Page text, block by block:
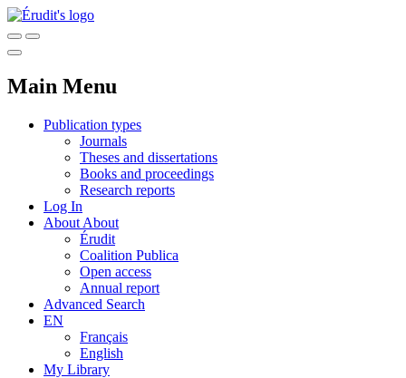
Main Menu
Publication types
Journals
Theses and dissertations
Books and proceedings
Research reports
Log In
About About
Érudit
Coalition Publica
Open access
Annual report
Advanced Search
EN
Français
English
My Library